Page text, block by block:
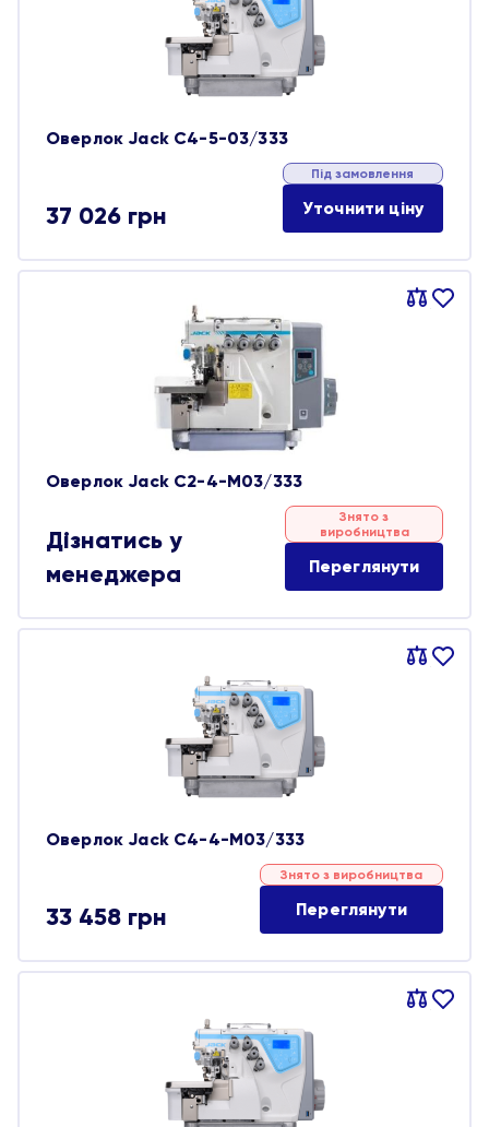
Оверлок Jack C4-5-03/333
37 026 грн
Під замовлення
Уточнити ціну
Порівняти
В
Оверлок Jack C2-4-M03/333
Дізнатись у
менеджера
Знято з
виробництва
Переглянути
Порівняти
В
Оверлок Jack C4-4-M03/333
33 458 грн
Знято з виробництва
Переглянути
Порівняти
В